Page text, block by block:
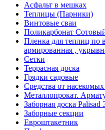
Асфальт в мешках
Теплицы (Парники)
Винтовые сваи
Поликарбонат
Пленка для теплиц по
армированная ,
Сетки
Террасная доска
Грядки садовые
Средства от
Металлопрокат.
Заборная доска Palisad
Заборные секции
Евроштакетник